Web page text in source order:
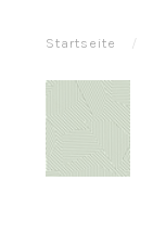
Startseite /